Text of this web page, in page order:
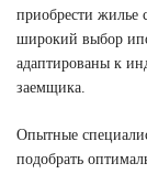
приобрести жилье
широкий выбор
адаптированы к
заемщика.
Опытные
подобрать